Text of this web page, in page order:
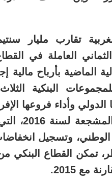
العاملة في
البنكية
وأداء فروعها
ورغم
وتسجيل انخفاضات
تمكن القطاع